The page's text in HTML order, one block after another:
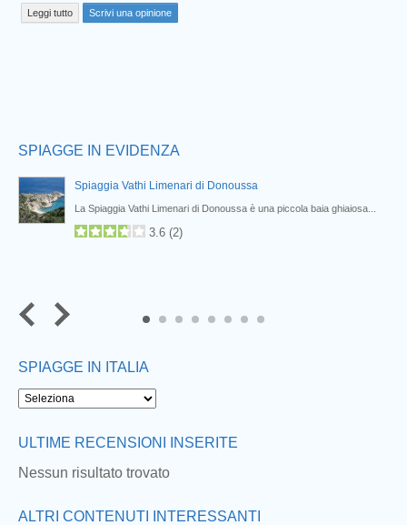
Leggi tutto Scrivi una opinione
SPIAGGE IN EVIDENZA
Spiaggia Vathi Limenari di Donoussa
La Spiaggia Vathi Limenari di Donoussa è una piccola baia ghiaiosa...
3.6 (2)
8
SPIAGGE IN ITALIA
ULTIME RECENSIONI INSERITE
Nessun risultato trovato
ALTRI CONTENUTI INTERESSANTI